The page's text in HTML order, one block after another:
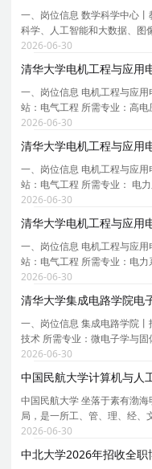
一、岗位信息 数学科学中心
科学、人工智能和大数据、图
用、量子计算 和应用数论、数
作地点：清华大学 类型要求
2026-06-30
一、岗位信息 电机工程与应
站：电气工程 所需专业：高
求：博士 1． 拟从事研究内容
2． 多物理场耦合仿真分析；
2026-06-30
一、岗位信息 电机工程与应
站：电气工程 所需专业： 电
要求：博士 拟从事研究内容或
制 二、任职要求： 1 、 具有
2026-06-30
一、岗位信息 电机工程与应
站：电气工程 所需专业：电
要求：博士 拟从事研究内容或
系研究，计算机，网络空间安
2026-06-30
一、岗位信息 集成电路学院
技术 所需专业：微电子学与
博士 拟从事研究内容或研究计
面向 AI 赋能复杂工程与科学
2026-06-30
中国民航大学计算机与人
中国民航大学 坐落于素有渤
局，是一所工、管、理、经、
学，是中国民用航空局、天津
高校和高水平特色大学建设高
2026-06-30
中北大学2026年招收全职